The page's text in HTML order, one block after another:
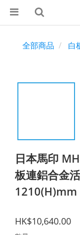
全部商品 白
日本馬印
板連鋁合金
1210(H)mm
HK$10,640.00